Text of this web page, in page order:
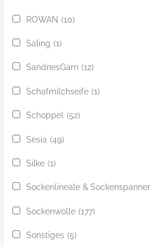
ROWAN (10)
Saling (1)
SandnesGarn (12)
Schafmilchseife (1)
Schoppel (52)
Sesia (49)
Silke (1)
Sockenlineale & Sockenspanner
Sockenwolle (177)
Sonstiges (5)